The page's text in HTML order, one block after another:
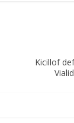
Kicillof